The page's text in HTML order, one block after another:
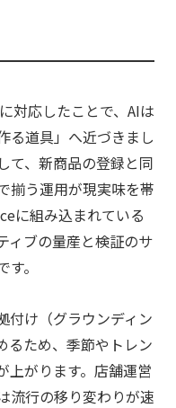
対応したことで、AIは
る道具」へ近づきまし
て、新商品の登録と同
揃う運用が現実味を帯
に組み込まれている
ィブの量産と検証のサ
。
付け（グラウンディン
るため、季節やトレン
上がります。店舗運営
流行の移り変わりが速